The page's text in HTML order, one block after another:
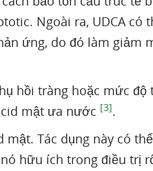
Ngoài ra, UDCA có
ứng, do đó làm giảm
hồi tràng hoặc mức độ
mật ưa nước [3].
Tác dụng này có
hữu ích trong điều trị